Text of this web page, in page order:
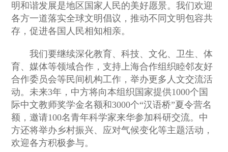
明和谐发展是地区国家人民的美好愿景。我们欢迎
各方一道落实全球文明倡议，推动不同文明包容共
存，促进各国人民相知相亲。
我们要继续深化教育、科技、文化、卫生、体
育、媒体等领域合作，支持上海合作组织睦邻友好
合作委员会等民间机构工作，举办更多人文交流活
动。未来3年，中方将向本组织国家提供1000个国
际中文教师奖学金名额和3000个“汉语桥”夏令营名
额，邀请100名青年科学家来华参加科研交流。中
方还将举办乡村振兴、应对气候变化等主题活动，
欢迎各方积极参与。